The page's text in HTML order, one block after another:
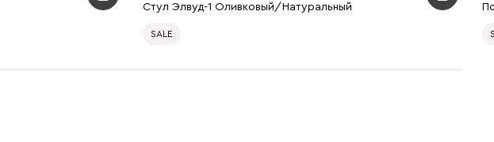
Стул Элвуд-1 Оливковый/Натуральный
SALE